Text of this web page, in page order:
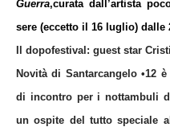
Guerra,curata dall’artista
sere (eccetto il 16 luglio) dalle
Il dopofestival: guest star
Novità di Santarcangelo •12 è
di incontro per i nottambuli
un ospite del tutto speciale